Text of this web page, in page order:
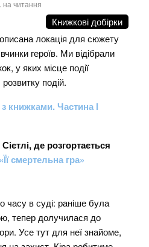
на читання
Книжкові добірки
локація для сюжету
героїв. Ми відібрали
у яких місце події
подій.
книжками. Частина І
де розгортається
«Її смертельна гра»
часу в суді: раніше була
тепер долучилася до
Усе тут для неї знайоме,